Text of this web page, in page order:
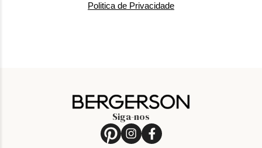
Politica de Privacidade
Siga-nos